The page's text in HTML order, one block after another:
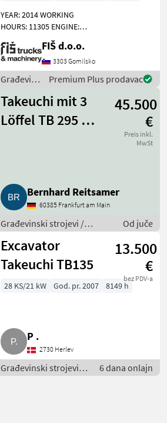
BUCKETS
YEAR: 2014 WORKING
HOURS: 11305 ENGINE:
DIESEL ISUZU - 77KW
10800KG POWERTILT
HYDRAULIC QUICK HITCH
PLOUGH LIGHTS AIR
CONDITION RADIO HEATED
SEAT CLOSED H
FIŠ d.o.o.
3303 Gomilsko
Građevinski
Takeuchi
Premium Plus prodavac
Takeuchi mit 3
Löffel TB 295 W-
45.500
€
Preis inkl.
MwSt
Bernhard Reitsamer
60385 Frankfurt am Main
Građevinski strojevi /
Mobilni bageri
Od juče
Excavator
Takeuchi TB135
13.500
€
bez PDV-a
28 KS/21 kW God. pr. 2007 8149 h
P .
2730 Herlev
Građevinski strojevi /
Mobilni bageri
6 dana onlajn